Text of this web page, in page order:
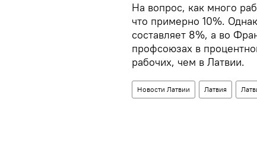
На вопрос, как много
что примерно 10%.
составляет 8%, а во
профсоюзах в
рабочих, чем в Латвии.
Новости Латвии Латвия